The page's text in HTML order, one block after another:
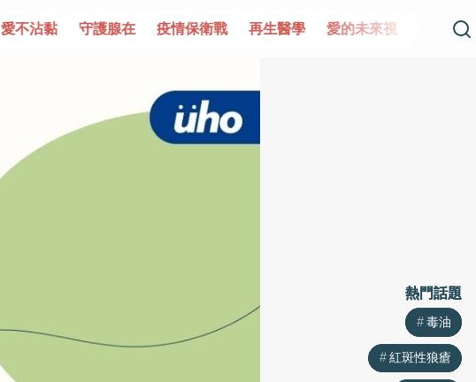
愛不沾黏 守護腺在 疫情保衛戰 再生醫學 愛的未來視 認識攝
熱門話題
毒油
紅斑性狼瘡
熱門話題
毒油
紅斑性狼瘡